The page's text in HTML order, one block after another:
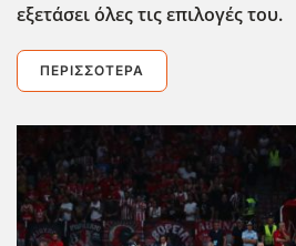
εξετάσει όλες τις επιλογές του.
ΠΕΡΙΣΣΌΤΕΡΑ